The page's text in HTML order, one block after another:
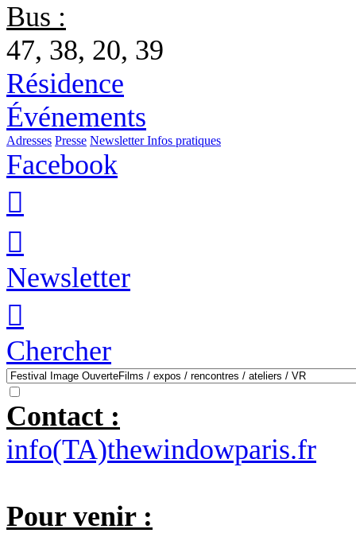
Bus :
47, 38, 20, 39
Résidence
Événements
Adresses Presse NewsletterInfos pratiques
Facebook


Newsletter

Chercher
Contact :
info(TA)thewindowparis.fr
Pour venir :